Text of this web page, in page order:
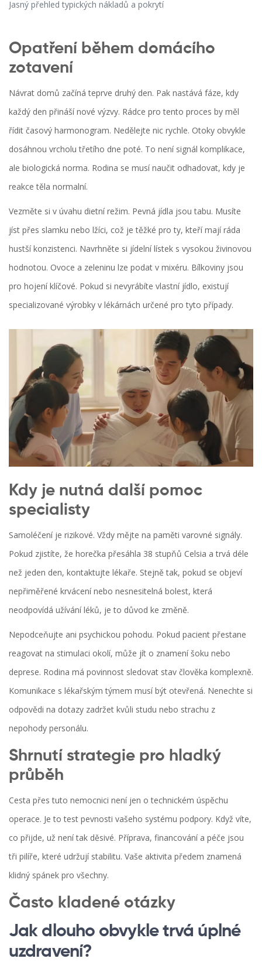
Jasný přehled typických nákladů a pokrytí
Opatření během domácího
zotavení
Návrat domů začíná teprve druhý den. Pak nastává fáze, kdy
každý den přináší nové výzvy. Rádce pro tento proces by měl
řídit časový harmonogram. Nedělejte nic rychle. Otoky obvykle
dosáhnou vrcholu třetího dne poté. To není signál komplikace,
ale biologická norma. Rodina se musí naučit odhadovat, kdy je
reakce těla normalní.
Vezměte si v úvahu dietní režim. Pevná jídla jsou tabu. Musíte
jíst přes slamku nebo lžíci, což je těžké pro ty, kteří mají ráda
hustší konzistenci. Navrhněte si jídelní lístek s vysokou živinovou
hodnotou. Ovoce a zeleninu lze podat v mixéru. Bílkoviny jsou
pro hojení klíčové. Pokud si nevyrábíte vlastní jídlo, existují
specializované výrobky v lékárnách určené pro tyto případy.
Kdy je nutná další pomoc
specialisty
Samoléčení je rizikové. Vždy mějte na paměti varovné signály.
Pokud zjistíte, že horečka přesáhla 38 stupňů Celsia a trvá déle
než jeden den, kontaktujte lékaře. Stejně tak, pokud se objeví
nepřiměřené krvácení nebo nesnesitelná bolest, která
neodpovídá užívání léků, je to důvod ke změně.
Nepodceňujte ani psychickou pohodu. Pokud pacient přestane
reagovat na stimulaci okolí, může jít o znamení šoku nebo
deprese. Rodina má povinnost sledovat stav člověka komplexně.
Komunikace s lékařským týmem musí být otevřená. Nenechte si
odpovědi na dotazy zadržet kvůli studu nebo strachu z
nepohody personálu.
Shrnutí strategie pro hladký
průběh
Cesta přes tuto nemocnici není jen o technickém úspěchu
operace. Je to test pevnosti vašeho systému podpory. Když víte,
co přijde, už není tak děsivé. Příprava, financování a péče jsou
tři pilíře, které udržují stabilitu. Vaše aktivita předem znamená
klidný spánek pro všechny.
Často kladené otázky
Jak dlouho obvykle trvá úplné
uzdravení?